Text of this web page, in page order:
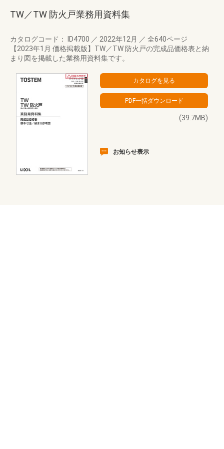
TW／TW 防火戸業務用資料集
カタログコード： ID4700 ／ 2022年12月 ／ 全640ページ
【2023年1月 価格掲載版】TW／TW 防火戸の完成品価格表と納
まり図を掲載した業務用資料集です。
(39.7MB)
お知らせ表示